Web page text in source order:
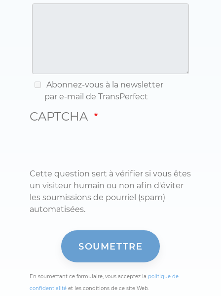
Abonnez-vous à la newsletter
par e-mail de TransPerfect
CAPTCHA
Cette question sert à vérifier si vous êtes
un visiteur humain ou non afin d'éviter
les soumissions de pourriel (spam)
automatisées.
En soumettant ce formulaire, vous acceptez la politique de
confidentialité et les conditions de ce site Web.